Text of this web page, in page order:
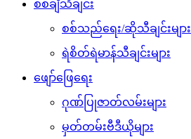
စစ်ချီသီချင်း
စစ်သည်ရေး/ဆိုသီချင်းများ
ရဲစိတ်ရဲမာန်သီချင်းများ
ဖျော်ဖြေရေး
ဂုဏ်ပြုဇာတ်လမ်းများ
မှတ်တမ်းဗီဒီယိုများ